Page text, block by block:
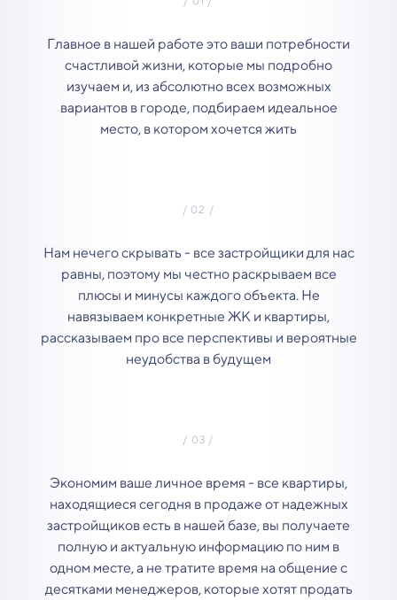
Главное в нашей работе это ваши потребности
счастливой жизни, которые мы подробно
изучаем и, из абсолютно всех возможных
вариантов в городе, подбираем идеальное
место, в котором хочется жить
Нам нечего скрывать - все застройщики для нас
равны, поэтому мы честно раскрываем все
плюсы и минусы каждого объекта. Не
навязываем конкретные ЖК и квартиры,
рассказываем про все перспективы и вероятные
неудобства в будущем
Экономим ваше личное время - все квартиры,
находящиеся сегодня в продаже от надежных
застройщиков есть в нашей базе, вы получаете
полную и актуальную информацию по ним в
одном месте, а не тратите время на общение с
десятками менеджеров, которые хотят продать